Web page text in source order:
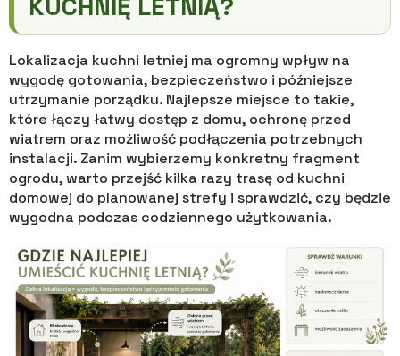
Lokalizacja kuchni letniej ma ogromny wpływ na
wygodę gotowania, bezpieczeństwo i późniejsze
utrzymanie porządku. Najlepsze miejsce to takie,
które łączy łatwy dostęp z domu, ochronę przed
wiatrem oraz możliwość podłączenia potrzebnych
instalacji. Zanim wybierzemy konkretny fragment
ogrodu, warto przejść kilka razy trasę od kuchni
domowej do planowanej strefy i sprawdzić, czy będzie
wygodna podczas codziennego użytkowania.